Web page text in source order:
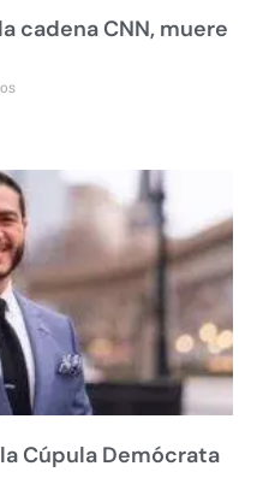
cadena CNN, muere
Cúpula Demócrata